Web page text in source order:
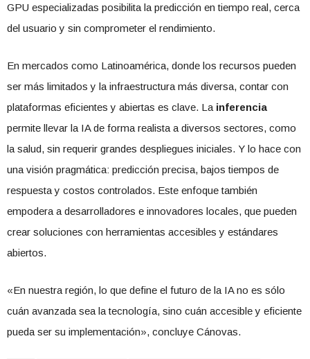
GPU especializadas posibilita la predicción en tiempo real, cerca
del usuario y sin comprometer el rendimiento.
En mercados como Latinoamérica, donde los recursos pueden
ser más limitados y la infraestructura más diversa, contar con
plataformas eficientes y abiertas es clave. La inferencia
permite llevar la IA de forma realista a diversos sectores, como
la salud, sin requerir grandes despliegues iniciales. Y lo hace con
una visión pragmática: predicción precisa, bajos tiempos de
respuesta y costos controlados. Este enfoque también
empodera a desarrolladores e innovadores locales, que pueden
crear soluciones con herramientas accesibles y estándares
abiertos.
«En nuestra región, lo que define el futuro de la IA no es sólo
cuán avanzada sea la tecnología, sino cuán accesible y eficiente
pueda ser su implementación», concluye Cánovas.